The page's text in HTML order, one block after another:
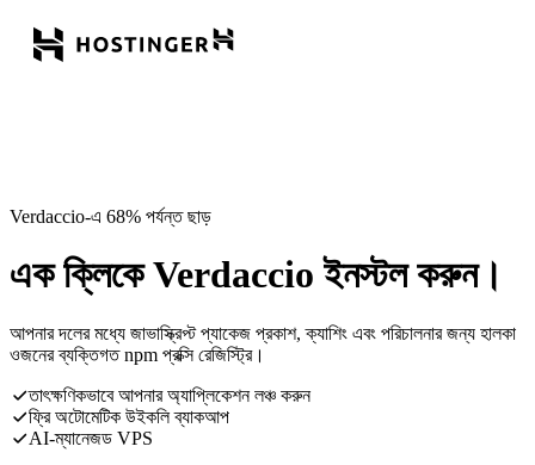
Verdaccio-এ 68% পর্যন্ত ছাড়
এক ক্লিকে Verdaccio ইনস্টল করুন।
আপনার দলের মধ্যে জাভাস্ক্রিপ্ট প্যাকেজ প্রকাশ, ক্যাশিং এবং পরিচালনার জন্য হালকা
ওজনের ব্যক্তিগত npm প্রক্সি রেজিস্ট্রি।
তাৎক্ষণিকভাবে আপনার অ্যাপ্লিকেশন লঞ্চ করুন
ফ্রি অটোমেটিক উইকলি ব্যাকআপ
AI-ম্যানেজড VPS